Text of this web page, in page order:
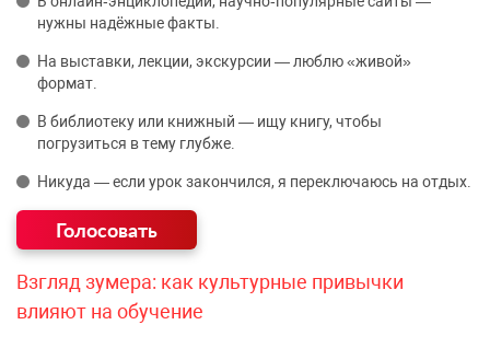
нужны надёжные факты.
На выставки, лекции, экскурсии — люблю «живой»
формат.
В библиотеку или книжный — ищу книгу, чтобы
погрузиться в тему глубже.
Никуда — если урок закончился, я переключаюсь на отдых.
Взгляд зумера: как культурные привычки
влияют на обучение